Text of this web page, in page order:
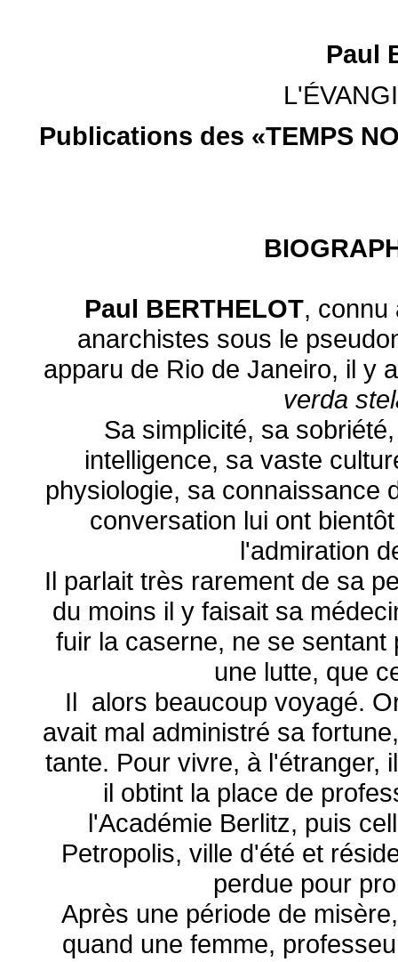
Paul
Publications des «TEMPS
Paul BERTHELOT, connu
anarchistes sous le
apparu de Rio de Janeiro, il y
verda
Sa simplicité, sa
intelligence, sa vaste
physiologie, sa connaissance
conversation lui ont
l'admiration
Il parlait très rarement de sa
du moins il y faisait sa
fuir la caserne, ne se
une lutte, que
Il alors beaucoup voyagé.
avait mal administré sa
tante. Pour vivre, à l'étranger,
il obtint la place de
l'Académie Berlitz, puis
Petropolis, ville d'été et
perdue pour
Après une période de
quand une femme,